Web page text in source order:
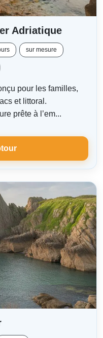
Adriatique
sur mesure
pour les familles,
et littoral.
prête à l’em...